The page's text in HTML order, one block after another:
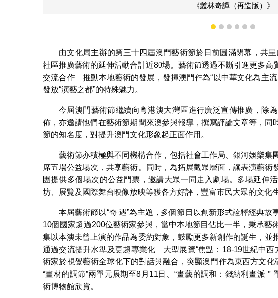
1 2 3 4 5 6
由文化局主辦的第三十四屆澳門藝術節於日前圓滿閉幕，共
社區推廣藝術的延伸活動合計近80場。藝術節透過不斷引進更多高
交流合作，推動本地藝術的發展，發揮澳門作為“以中華文化為主
發放“演藝之都”的特殊魅力。
今屆澳門藝術節繼續向粵港澳大灣區進行廣泛宣傳推廣，除
佈，亦邀請他們在藝術節期間來澳參與報導，撰寫評論文章等，同
節的知名度，對提升澳門文化形象起正面作用。
藝術節亦積極與不同機構合作，包括社會工作局、銀河娛樂集
席五場公益場次，共享藝術。同時，為拓展觀眾層面，讓表演藝術
團提供多個場次的公益門票，邀請大眾一同走入劇場。多場延伸
坊、展覽及國際舞台映像放映等獲各方好評，豐富市民大眾的文化
本屆藝術節以“奇‧遇”為主題，多個節目以創新形式詮釋經典
10個國家超過200位藝術家參與，當中本地節目佔比一半，秉承藝
集以本澳未曾上演的作品為委約對象，鼓勵更多新創作的誕生，並
通過交流提升水準及更趨專業化；大型展覽“焦點：18-19世紀中
術家於視覺藝術全球化下的對話與融合，突顯澳門作為東西方文化
“畫材的調節”兩單元展期至8月11日、“畫藝的調和：錢納利畫派
術博物館欣賞。